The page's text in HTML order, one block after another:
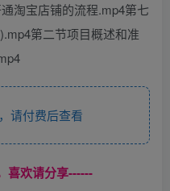
淘宝店铺的流程.mp4第七
第二节项目概述和准
请付费后查看
喜欢请分享------